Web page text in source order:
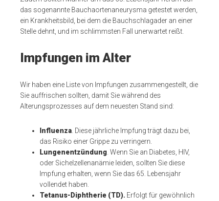
das sogenannte Bauchaortenaneurysma getestet werden,
ein Krankheitsbild, bei dem die Bauchschlagader an einer
Stelle dehnt, und im schlimmsten Fall unerwartet reißt.
Impfungen im Alter
Wir haben eine Liste von Impfungen zusammengestellt, die
Sie auffrischen sollten, damit Sie während des
Alterungsprozesses auf dem neuesten Stand sind:
Influenza . Diese jährliche Impfung trägt dazu bei,
das Risiko einer Grippe zu verringern.
Lungenentzündung . Wenn Sie an Diabetes, HIV,
oder Sichelzellenanämie leiden, sollten Sie diese
Impfung erhalten, wenn Sie das 65. Lebensjahr
vollendet haben.
Tetanus-Diphtherie (TD). Erfolgt für gewöhnlich